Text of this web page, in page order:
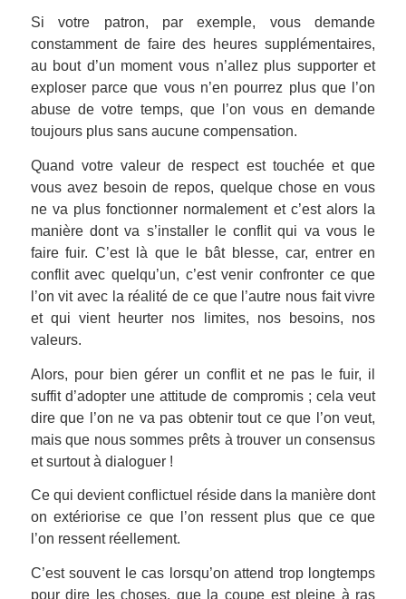
Si votre patron, par exemple, vous demande
constamment de faire des heures supplémentaires,
au bout d’un moment vous n’allez plus supporter et
exploser parce que vous n’en pourrez plus que l’on
abuse de votre temps, que l’on vous en demande
toujours plus sans aucune compensation.
Quand votre valeur de respect est touchée et que
vous avez besoin de repos, quelque chose en vous
ne va plus fonctionner normalement et c’est alors la
manière dont va s’installer le conflit qui va vous le
faire fuir. C’est là que le bât blesse, car, entrer en
conflit avec quelqu’un, c’est venir confronter ce que
l’on vit avec la réalité de ce que l’autre nous fait vivre
et qui vient heurter nos limites, nos besoins, nos
valeurs.
Alors, pour bien gérer un conflit et ne pas le fuir, il
suffit d’adopter une attitude de compromis ; cela veut
dire que l’on ne va pas obtenir tout ce que l’on veut,
mais que nous sommes prêts à trouver un consensus
et surtout à dialoguer !
Ce qui devient conflictuel réside dans la manière dont
on extériorise ce que l’on ressent plus que ce que
l’on ressent réellement.
C’est souvent le cas lorsqu’on attend trop longtemps
pour dire les choses, que la coupe est pleine à ras